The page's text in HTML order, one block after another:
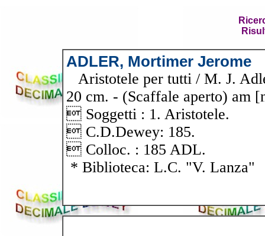
ADLER, Mortimer Jerome
Aristotele per tutti / M. J.
20 cm. - (Scaffale aperto) am
 Soggetti : 1. Aristotele.
 C.D.Dewey: 185.
 Colloc. : 185 ADL.
* Biblioteca: L.C. "V. Lanza"